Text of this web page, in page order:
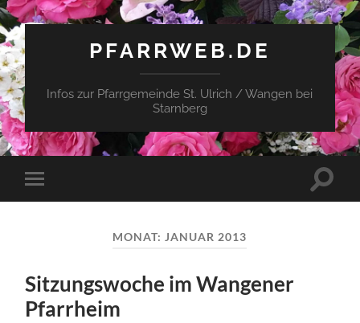
PFARRWEB.DE
Infos zur Pfarrgemeinde St. Ulrich / Wangen bei
Starnberg
Mobile-
Menü
MONAT: JANUAR 2013
Sitzungswoche im Wangener
Pfarrheim